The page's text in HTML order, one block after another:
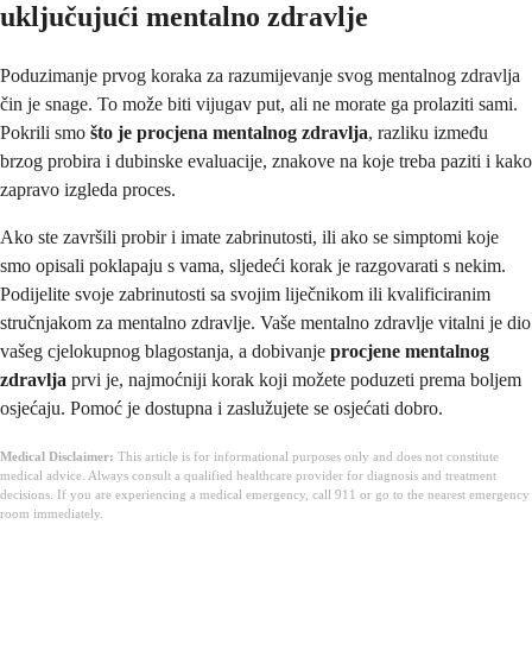
uključujući mentalno zdravlje
Poduzimanje prvog koraka za razumijevanje svog mentalnog zdravlja
čin je snage. To može biti vijugav put, ali ne morate ga prolaziti sami.
Pokrili smo što je procjena mentalnog zdravlja, razliku između
brzog probira i dubinske evaluacije, znakove na koje treba paziti i kako
zapravo izgleda proces.
Ako ste završili probir i imate zabrinutosti, ili ako se simptomi koje
smo opisali poklapaju s vama, sljedeći korak je razgovarati s nekim.
Podijelite svoje zabrinutosti sa svojim liječnikom ili kvalificiranim
stručnjakom za mentalno zdravlje. Vaše mentalno zdravlje vitalni je dio
vašeg cjelokupnog blagostanja, a dobivanje procjene mentalnog
zdravlja prvi je, najmoćniji korak koji možete poduzeti prema boljem
osjećaju. Pomoć je dostupna i zaslužujete se osjećati dobro.
Medical Disclaimer: This article is for informational purposes only and does not constitute
medical advice. Always consult a qualified healthcare provider for diagnosis and treatment
decisions. If you are experiencing a medical emergency, call 911 or go to the nearest emergency
room immediately.